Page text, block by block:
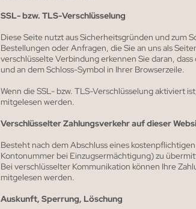
SSL- bzw. TLS-Verschlüsselung
Diese Seite nutzt aus Sicherheitsgründen und zum
Bestellungen oder Anfragen, die Sie an uns als
verschlüsselte Verbindung erkennen Sie daran,
und an dem Schloss-Symbol in Ihrer Browserzeile.
Wenn die SSL- bzw. TLS-Verschlüsselung aktiviert
mitgelesen werden.
Verschlüsselter Zahlungsverkehr auf dieser
Besteht nach dem Abschluss eines
Kontonummer bei Einzugsermächtigung) zu
Bei verschlüsselter Kommunikation können Ihre
mitgelesen werden.
Auskunft, Sperrung, Löschung